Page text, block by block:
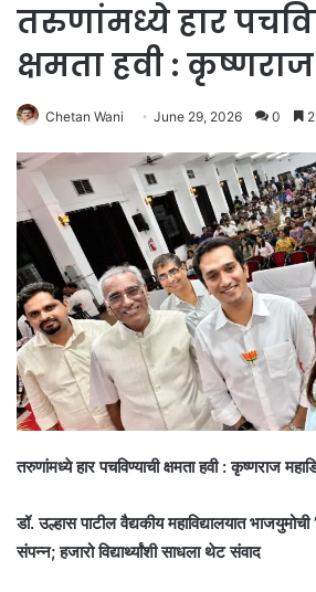
तरुणांमध्ये हार
क्षमता हवी :
Chetan Wani June 29, 2026 0
तरुणांमध्ये हार पचविण्याची क्षमता हवी : कृष्णराज
डॉ. उल्हास पाटील वैद्यकीय महाविद्यालयात भाजयुमोची
संपन्न; हजारो विद्यार्थ्यांशी साधला थेट संवाद